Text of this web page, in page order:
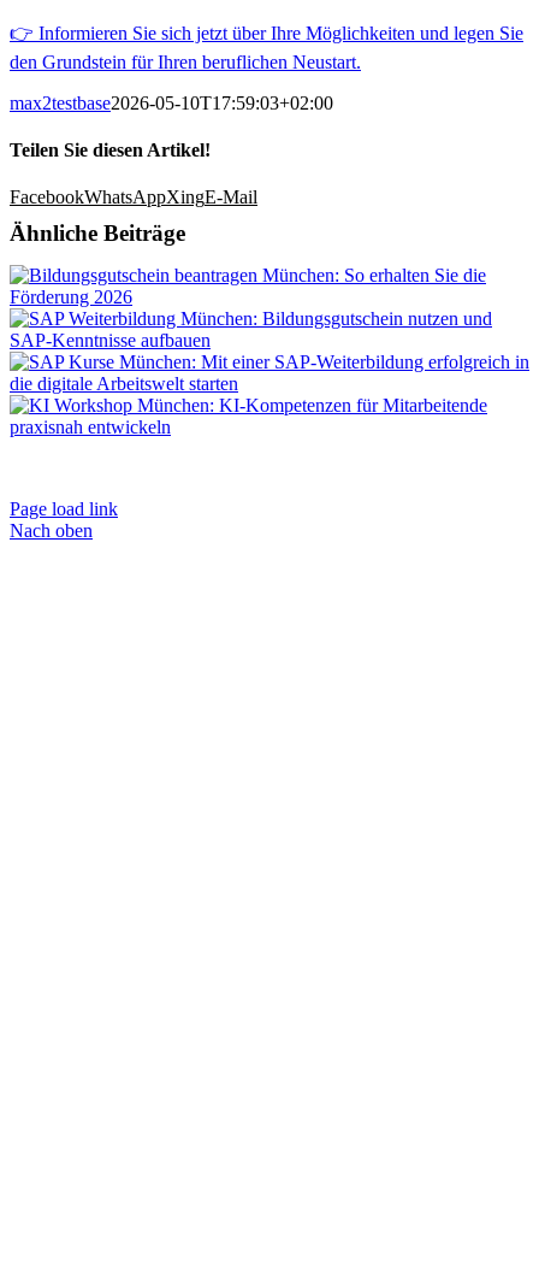
👉 Informieren Sie sich jetzt über Ihre Möglichkeiten und legen Sie
den Grundstein für Ihren beruflichen Neustart.
max2testbase2026-05-10T17:59:03+02:00
Teilen Sie diesen Artikel!
FacebookWhatsAppXingE-Mail
Ähnliche Beiträge
Page load link
Nach oben